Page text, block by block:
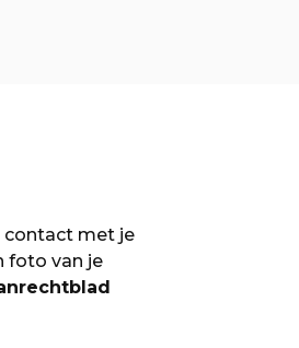
contact met je
foto van je